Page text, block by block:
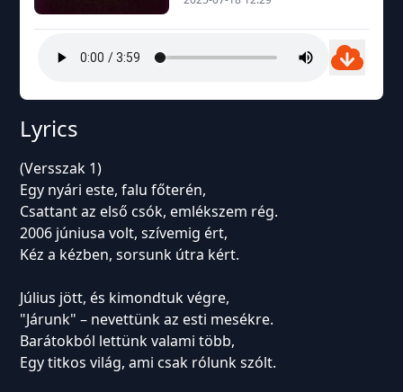
Lyrics
(Versszak 1)
Egy nyári este, falu főterén,
Csattant az első csók, emlékszem rég.
2006 júniusa volt, szívemig ért,
Kéz a kézben, sorsunk útra kért.
Július jött, és kimondtuk végre,
"Járunk" – nevettünk az esti mesékre.
Barátokból lettünk valami több,
Egy titkos világ, ami csak rólunk szólt.